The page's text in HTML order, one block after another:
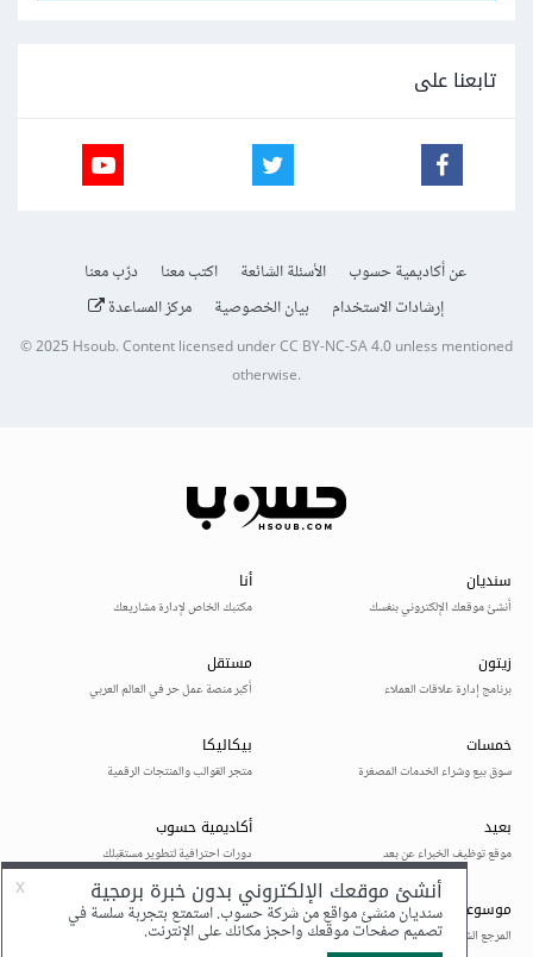
تابعنا على
عن أكاديمية حسوب الأسئلة الشائعة اكتب معنا
درّب معنا
إرشادات الاستخدام
بيان الخصوصية مركز المساعدة
© 2025Hsoub.Content licensed underCC BY-NC-SA 4.0unless mentioned
otherwise.